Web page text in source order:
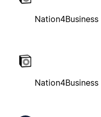
Nation4Business
Nation4Business